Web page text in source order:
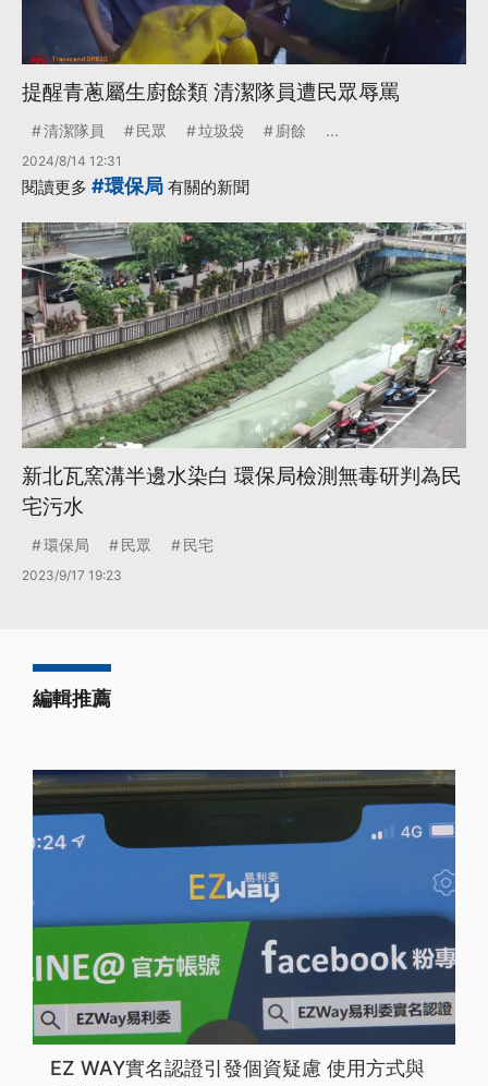
提醒青蔥屬生廚餘類 清潔隊員遭民眾辱罵
清潔隊員 民眾 垃圾袋 廚餘 ...
2024/8/14 12:31
閱讀更多 #環保局 有關的新聞
新北瓦窯溝半邊水染白 環保局檢測無毒研判為民
宅污水
環保局 民眾 民宅
2023/9/17 19:23
編輯推薦
EZ WAY實名認證引發個資疑慮 使用方式與